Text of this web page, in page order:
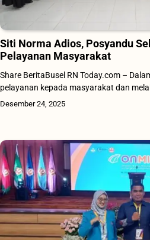
Siti Norma Adios, Posyandu
Pelayanan Masyarakat
Share BeritaBusel RN Today.com –
pelayanan kepada masyarakat dan
Desember 24, 2025